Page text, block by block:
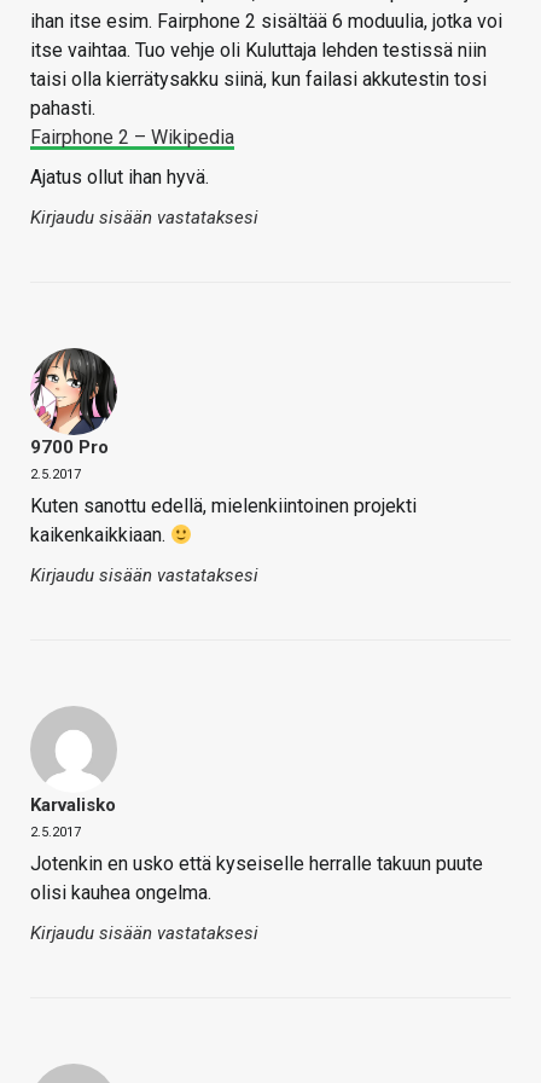
ihan itse esim. Fairphone 2 sisältää 6 moduulia, jotka voi
itse vaihtaa. Tuo vehje oli Kuluttaja lehden testissä niin
taisi olla kierrätysakku siinä, kun failasi akkutestin tosi
pahasti.
Fairphone 2 – Wikipedia
Ajatus ollut ihan hyvä.
Kirjaudu sisään vastataksesi
9700 Pro
2.5.2017
Kuten sanottu edellä, mielenkiintoinen projekti
kaikenkaikkiaan.
Kirjaudu sisään vastataksesi
Karvalisko
2.5.2017
Jotenkin en usko että kyseiselle herralle takuun puute
olisi kauhea ongelma.
Kirjaudu sisään vastataksesi